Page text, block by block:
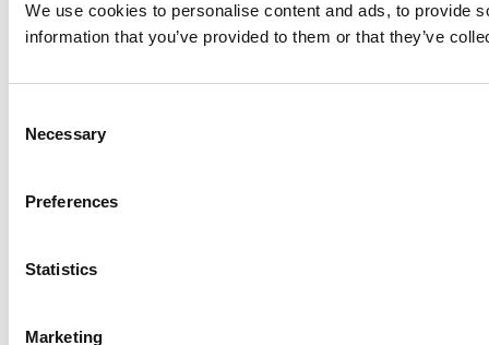
We use cookies to personalise content and ads, to provide
information that you’ve provided to them or that they’ve
Selection
Necessary
Preferences
Statistics
Marketing